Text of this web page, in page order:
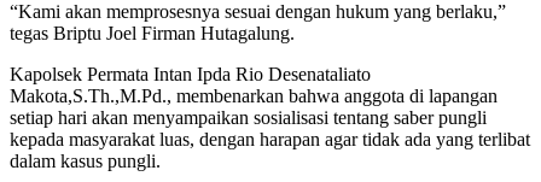
“Kami akan memprosesnya sesuai dengan hukum yang berlaku,”
tegas Briptu Joel Firman Hutagalung.
Kapolsek Permata Intan Ipda Rio Desenataliato
Makota,S.Th.,M.Pd., membenarkan bahwa anggota di lapangan
setiap hari akan menyampaikan sosialisasi tentang saber pungli
kepada masyarakat luas, dengan harapan agar tidak ada yang terlibat
dalam kasus pungli.